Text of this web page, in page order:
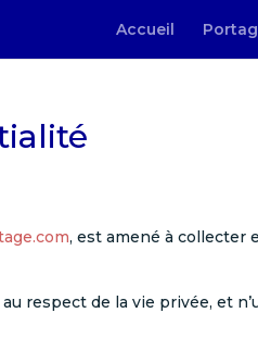
Accueil
, est amené à collecter
respect de la vie privée, et